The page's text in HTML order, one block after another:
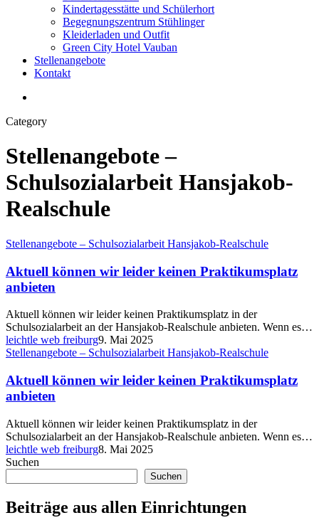
Kindertagesstätte und Schülerhort
Begegnungszentrum Stühlinger
Kleiderladen und Outfit
Green City Hotel Vauban
Stellenangebote
Kontakt
Category
Stellenangebote –
Schulsozialarbeit Hansjakob-
Realschule
Aktuell
wir
leider
keinen
anbieten
Stellenangebote – Schulsozialarbeit Hansjakob-Realschule
Aktuell können wir leider keinen Praktikumsplatz
anbieten
Aktuell können wir leider keinen Praktikumsplatz in der
Schulsozialarbeit an der Hansjakob-Realschule anbieten. Wenn es…
leichtle web freiburg9. Mai 2025
Aktuell
wir
leider
keinen
anbieten
Stellenangebote – Schulsozialarbeit Hansjakob-Realschule
Aktuell können wir leider keinen Praktikumsplatz
anbieten
Aktuell können wir leider keinen Praktikumsplatz in der
Schulsozialarbeit an der Hansjakob-Realschule anbieten. Wenn es…
leichtle web freiburg8. Mai 2025
Suchen
Suchen
Beiträge aus allen Einrichtungen